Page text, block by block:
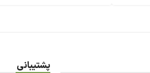
پشتیبانی